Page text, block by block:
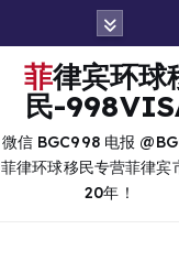
菲律宾环球移
民-
微信 BGC998 电报
菲律环球移民专营菲律宾
20年！